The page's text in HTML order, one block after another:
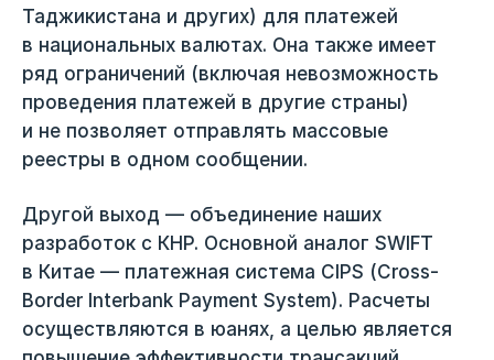
Таджикистана и других) для платежей
в национальных валютах. Она также имеет
ряд ограничений (включая невозможность
проведения платежей в другие страны)
и не позволяет отправлять массовые
реестры в одном сообщении.
Другой выход — объединение наших
разработок с КНР. Основной аналог SWIFT
в Китае — платежная система CIPS (Cross-
Border Interbank Payment System). Расчеты
осуществляются в юанях, а целью является